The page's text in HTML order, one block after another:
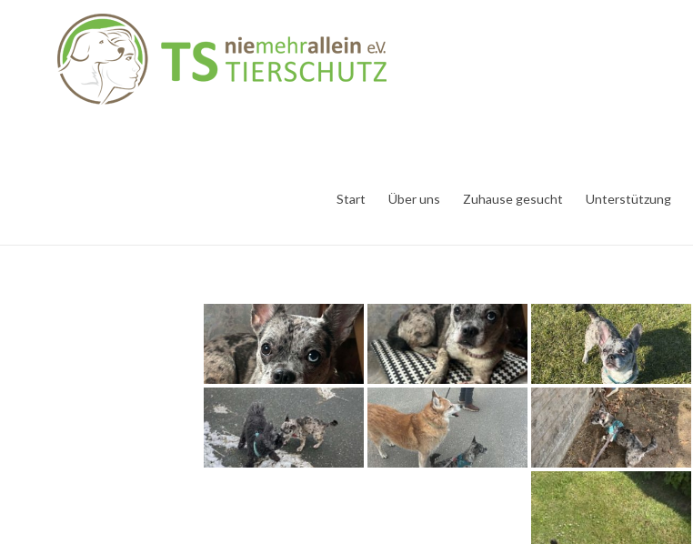
Start Über uns Zuhause gesucht Unterstützung